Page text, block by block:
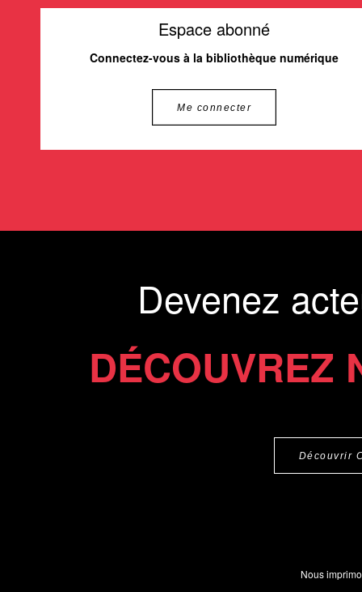
Espace abonné
Connectez-vous à la bibliothèque numérique
Me connecter
Devenez
DÉCOUVREZ
Découvrir
Nous